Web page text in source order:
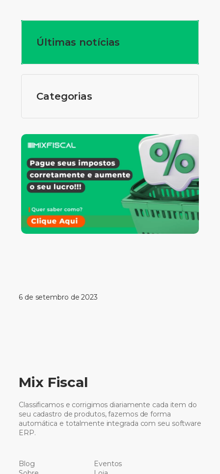
Últimas notícias
Categorias
6 de setembro de 2023
Mix Fiscal
Classificamos e corrigimos diariamente cada item do
seu cadastro de produtos, fazemos de forma
automática e totalmente integrada com seu software
ERP.
Blog
Eventos